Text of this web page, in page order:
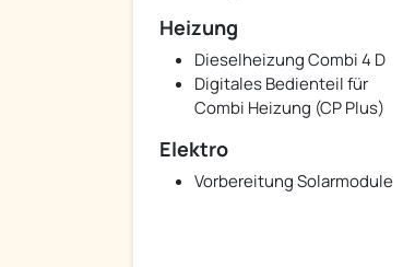
Heizung
Dieselheizung Combi 4 D
Digitales Bedienteil für
Combi Heizung (CP Plus)
Elektro
Vorbereitung Solarmodule